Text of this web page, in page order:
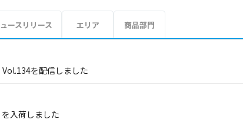
ースリリース エリア 商品部門
を配信しました
入荷しました